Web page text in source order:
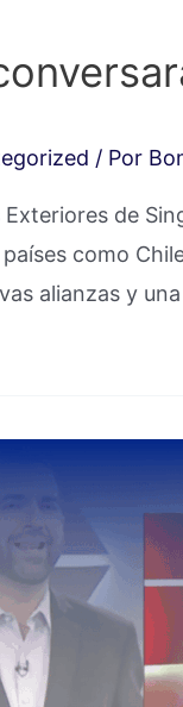
/ Por
Exteriores de
como
alianzas y